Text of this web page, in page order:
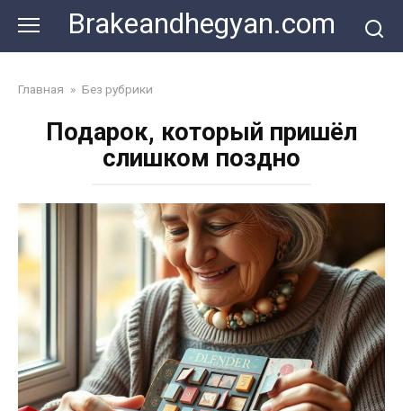
content
Brakeandhegyan.com
Главная » Без рубрики
Подарок, который пришёл
слишком поздно